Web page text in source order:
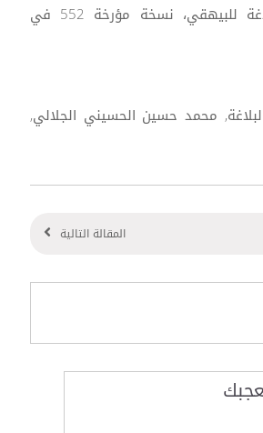
(4) شرح نهج البلاغة للبيهقي، نسخة مؤرخة 552 في
محمد حسين الحسيني الجلالي,
المقالة التالية